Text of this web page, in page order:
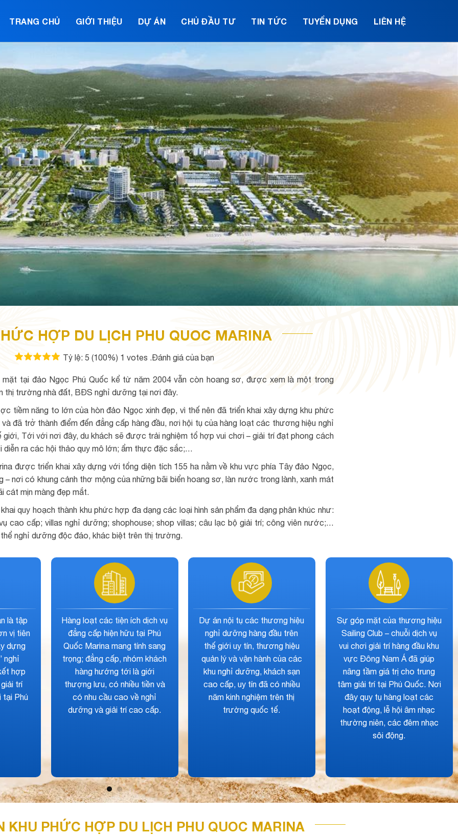
TRANG CHỦ GIỚI THIỆU DỰ ÁN CHỦ ĐẦU TƯ TIN TỨC TUYỂN DỤNG LIÊN HỆ
HỢP DU LỊCH PHU QUOC MARINA
Tỷ lệ: 5 (100%) 1 votes .Đánh giá của bạn
tại đảo Ngọc Phú Quốc kể từ năm 2004 vẫn còn hoang sơ, được xem là một trong
thị trường nhà đất, BĐS nghỉ dưỡng tại nơi đây.
tiềm năng to lớn của hòn đảo Ngọc xinh đẹp, vì thế nên đã triển khai xây dựng khu phức
đã trở thành điểm đến đẳng cấp hàng đầu, nơi hội tụ của hàng loạt các thương hiệu nghỉ
Tới với nơi đây, du khách sẽ được trải nghiệm tổ hợp vui chơi – giải trí đạt phong cách
diễn ra các hội thảo quy mô lớn; ẩm thực đặc sắc;…
được triển khai xây dựng với tổng diện tích 155 ha nằm về khu vực phía Tây đảo Ngọc,
nơi có khung cảnh thơ mộng của những bãi biển hoang sơ, làn nước trong lành, xanh mát
cát mịn màng đẹp mắt.
quy hoạch thành khu phức hợp đa dạng các loại hình sản phẩm đa dạng phân khúc như:
cao cấp; villas nghỉ dưỡng; shophouse; shop villas; câu lạc bộ giải trí; công viên nước;…
nghỉ dưỡng độc đáo, khác biệt trên thị trường.
Phú Quốc Marina được hình
thành chính là mô hình mới
của thị trường bất động sản
nghỉ dưỡng cao cấp chưa
từng cao tại Phú Quốc cung
cấp đa dạng các tiện ích, tiện
nghi dịch vụ hàng đầu cho
mọi du khách, cư dân.
sản
đạt tiêu
cấp 5
tư
sự
đầu
mọi
Mức giá bán, chính sách bán
hàng, ưu đãi hấp dẫn đã khiến
cho dự án được nhiều khách
hàng, nhà đầu tư lựa chọn khi
tiềm năng, giá cho thuê
phòng cũng như tỷ lệ lấp đầy
phòng luôn cao.
Đặc biệt, tại dự án có các
sản phẩm với mức sở hữu
tới 70 năm, đủ để khách hàng
hoàn toàn yên tâm khi lựa
chọn đầu tư sinh lời, cho thuê
bền vững cho tương lai, trở
thành sản phẩm là của để
dành cho thế hệ sau.
KHU PHỨC HỢP DU LỊCH PHU QUOC MARINA